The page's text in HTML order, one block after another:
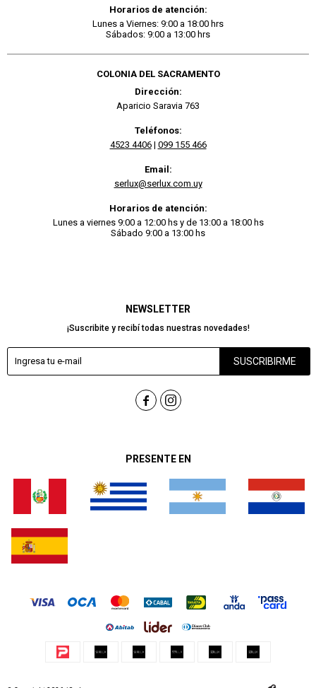
PRESENTE EN
NEWSLETTER
¡Suscribite y recibí todas nuestras novedades!
SUSCRIBIRME
 
Horarios de atención:
Lunes a Viernes: 9:00 a 18:00 hrs
Sábados: 9:00 a 13:00 hrs
COLONIA DEL SACRAMENTO
Dirección:
Aparicio Saravia 763
Teléfonos:
4523 4406| 099 155 466
Email:
serlux@serlux.com.uy
Horarios de atención:
Lunes a viernes 9:00 a 12:00 hs y de 13:00 a 18:00 hs
Sábado 9:00 a 13:00 hs